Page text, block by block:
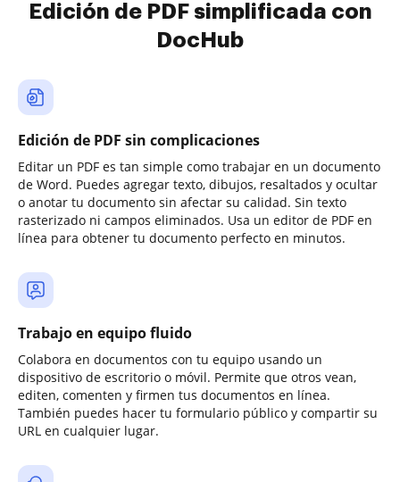
Edición de PDF simplificada con
DocHub
Edición de PDF sin complicaciones
Editar un PDF es tan simple como trabajar en un documento
de Word. Puedes agregar texto, dibujos, resaltados y ocultar
o anotar tu documento sin afectar su calidad. Sin texto
rasterizado ni campos eliminados. Usa un editor de PDF en
línea para obtener tu documento perfecto en minutos.
Trabajo en equipo fluido
Colabora en documentos con tu equipo usando un
dispositivo de escritorio o móvil. Permite que otros vean,
editen, comenten y firmen tus documentos en línea.
También puedes hacer tu formulario público y compartir su
URL en cualquier lugar.